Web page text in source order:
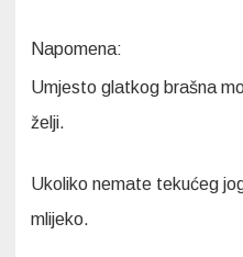
Napomena:
Umjesto glatkog brašna
želji.
Ukoliko nemate tekućeg
mlijeko.